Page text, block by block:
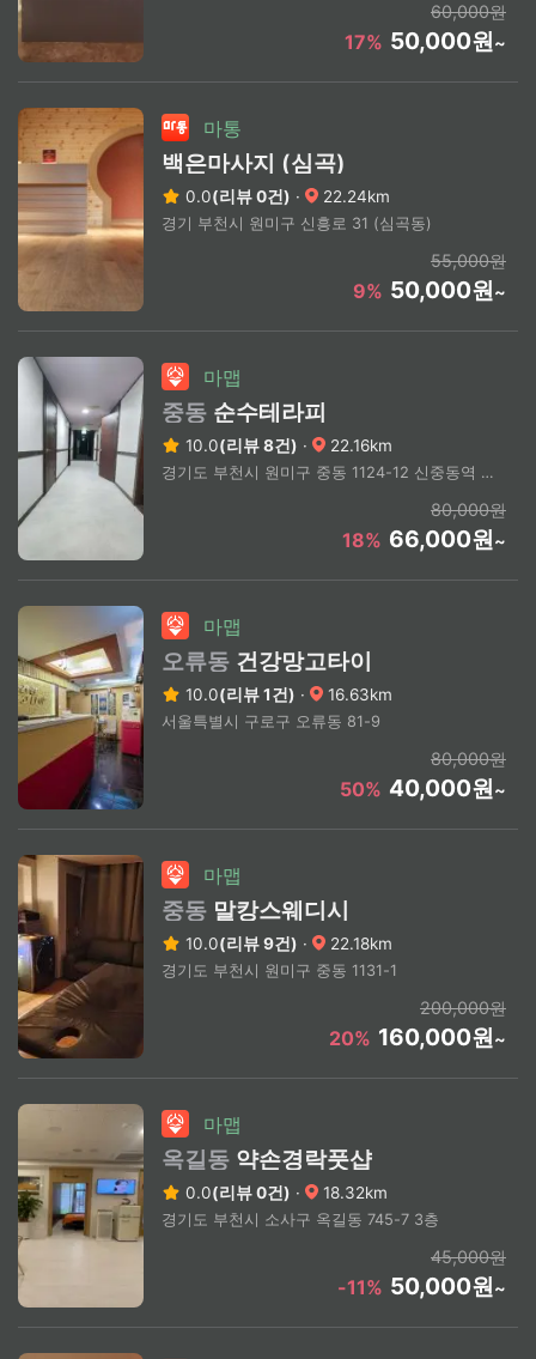
60,000원
17% 50,000원~
마통
백은마사지 (심곡)
0.0(리뷰 0건) · 22.24km
경기 부천시 원미구 신흥로 31 (심곡동)
55,000원
9% 50,000원~
마맵
중동 순수테라피
10.0(리뷰 8건) · 22.16km
경기도 부천시 원미구 중동 1124-12 신중동역 3번출구 도보 10분 / 소방서사거리 인근
80,000원
18% 66,000원~
마맵
오류동 건강망고타이
10.0(리뷰 1건) · 16.63km
서울특별시 구로구 오류동 81-9
80,000원
50% 40,000원~
마맵
중동 말캉스웨디시
10.0(리뷰 9건) · 22.18km
경기도 부천시 원미구 중동 1131-1
200,000원
20% 160,000원~
마맵
옥길동 약손경락풋샵
0.0(리뷰 0건) · 18.32km
경기도 부천시 소사구 옥길동 745-7 3층
45,000원
-11% 50,000원~